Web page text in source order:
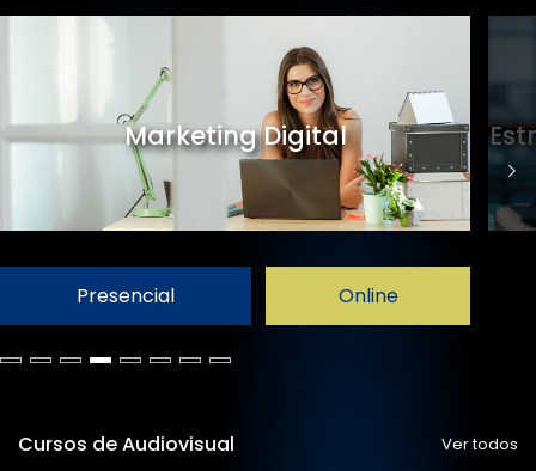
Marketing Digital
Presencial Online
Cursos de Audiovisual Ver todos